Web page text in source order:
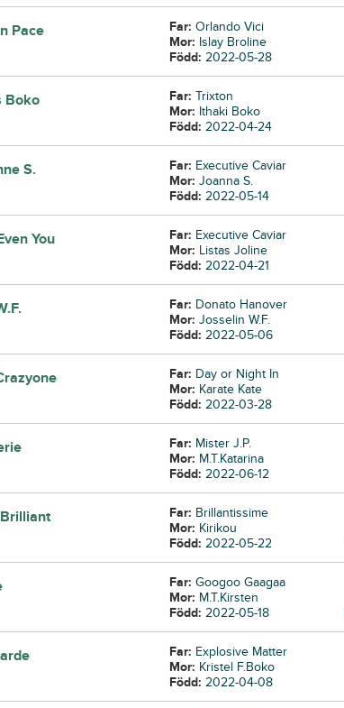
Pace Far:Orlando Vici
Mor: Islay Broline
Född:2022-05-28
Boko Far:Trixton
Mor: Ithaki Boko
Född:2022-04-24
S. Far: Executive Caviar
Mor:Joanna S.
Född:2022-05-14
You Far: Executive Caviar
Mor: Listas Joline
Född:2022-04-21
Far: Donato Hanover
Mor:Josselin W.F.
Född:2022-05-06
Far: Day or Night In
Mor: Karate Kate
Född:2022-03-28
Far: Mister J.P.
Mor: M.T.Katarina
Född:2022-06-12
Far: Brillantissime
Mor: Kirikou
Född:2022-05-22
Far:Googoo Gaagaa
Mor: M.T.Kirsten
Född:2022-05-18
Far: Explosive Matter
Mor: Kristel F.Boko
Född:2022-04-08